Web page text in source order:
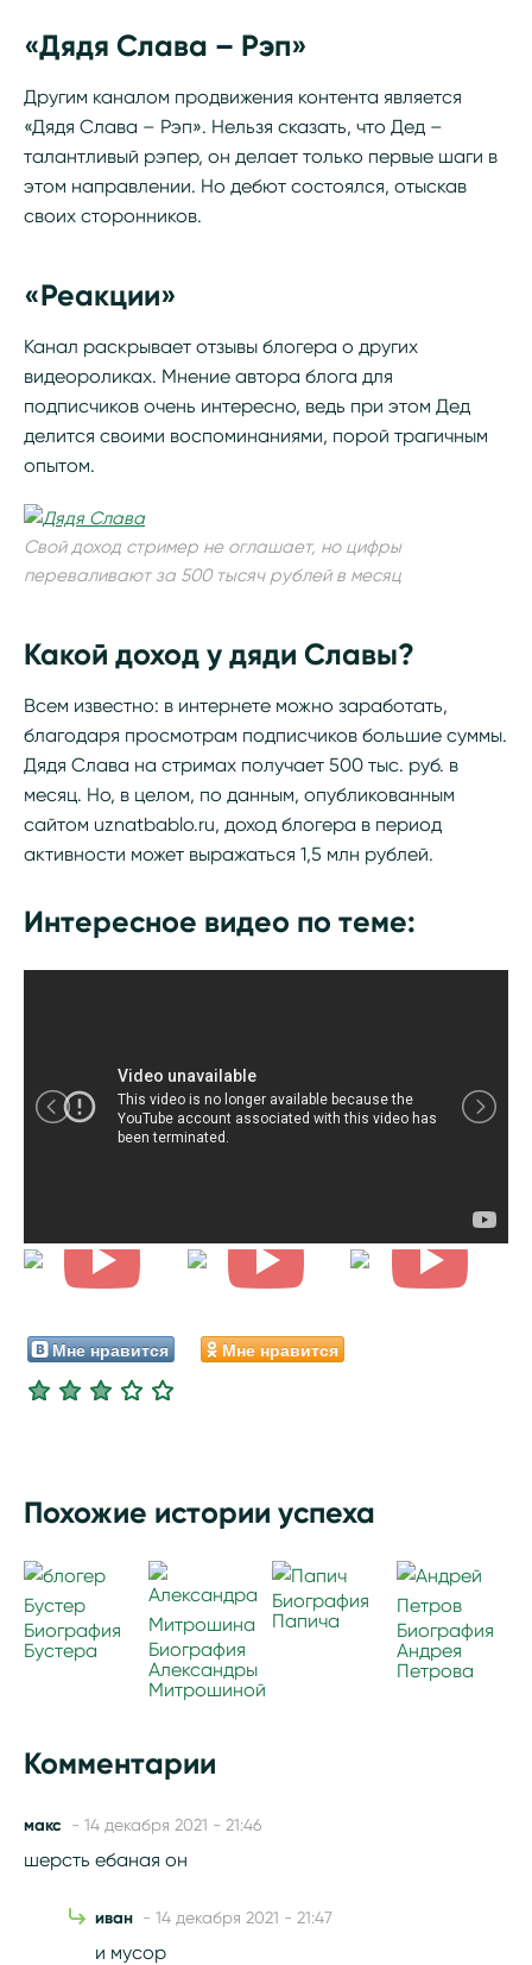
«Дядя Слава – Рэп»
Другим каналом продвижения контента является
«Дядя Слава – Рэп». Нельзя сказать, что Дед –
талантливый рэпер, он делает только первые шаги в
этом направлении. Но дебют состоялся, отыскав
своих сторонников.
«Реакции»
Канал раскрывает отзывы блогера о других
видеороликах. Мнение автора блога для
подписчиков очень интересно, ведь при этом Дед
делится своими воспоминаниями, порой трагичным
опытом.
Свой доход стример не оглашает, но цифры
переваливают за 500 тысяч рублей в месяц
Какой доход у дяди Славы?
Всем известно: в интернете можно заработать,
благодаря просмотрам подписчиков большие суммы.
Дядя Слава на стримах получает 500 тыс. руб. в
месяц. Но, в целом, по данным, опубликованным
сайтом uznatbablo.ru, доход блогера в период
активности может выражаться 1,5 млн рублей.
Интересное видео по теме:
Мне нравится Мне нравится
Похожие истории успеха
Биография
Бустера
Биография
Александры
Митрошиной
Биография
Папича
Биография
Андрея
Петрова
Комментарии
макс - 14 декабря 2021 - 21:46
шерсть ебаная он
иван - 14 декабря 2021 - 21:47
и мусор